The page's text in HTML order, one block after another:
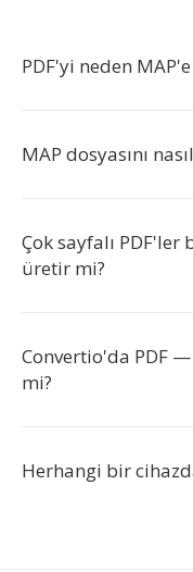
PDF'yi neden
MAP dosyasını
Çok sayfalı PDF'ler
üretir mi?
Convertio'da PDF
mi?
Herhangi bir